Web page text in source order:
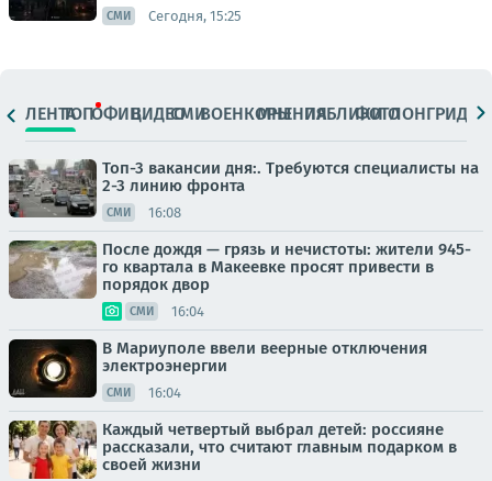
СМИ Сегодня, 15:25
ЛЕНТАТОПОФИЦ.ВИДЕОСМИВОЕНКОРЫМНЕНИЯПАБЛИКИ
ФОТОЛОНГРИДЫ
Топ-3 вакансии дня:. Требуются специалисты на
2-3 линию фронта
СМИ 16:08
После дождя — грязь и нечистоты: жители 945-
го квартала в Макеевке просят привести в
порядок двор
СМИ 16:04
В Мариуполе ввели веерные отключения
электроэнергии
СМИ 16:04
Каждый четвертый выбрал детей: россияне
рассказали, что считают главным подарком в
своей жизни